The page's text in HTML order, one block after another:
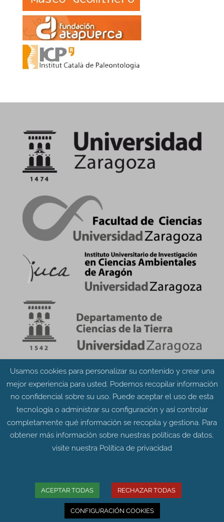
Aviso Legal
Política de Privacidad
Política de Cookies
Edificio de Geológicas. Pedro Cerbuna 12 - 50009
ZARAGOZA
Diseño web:Intesiscon
Usamos cookies para personalizar su contenido y crear una
mejor experiencia para usted. Podemos recopilar información
no confidencial sobre su uso. Puede aceptar el uso de esta
tecnología o administrar su configuración y así controlar
completamente qué información se recopila y gestiona. Para
obtener más información sobre nuestras políticas de datos,
visite nuestra Política de privacidad
ACEPTAR TODAS RECHAZAR TODAS
CONFIGURACIÓN COOKIES